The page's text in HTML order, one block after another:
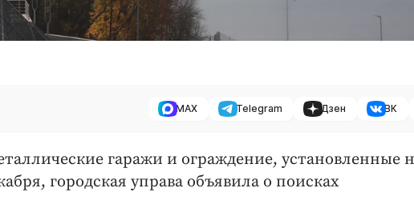
MAX Telegram Дзен ВК
гаражи и ограждение, установленные
городская управа объявила о поисках